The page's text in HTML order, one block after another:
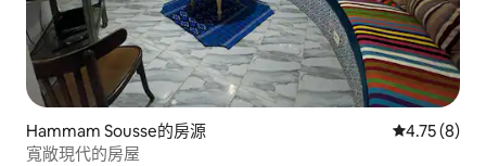
Hammam Sousse的房源 從 8 則評價
4.75 (8)
寬敞現代的房屋